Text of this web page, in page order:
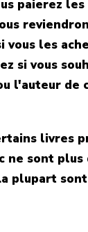
paierez
vous les
si vous
l'auteur de
livres
ne sont
plupart